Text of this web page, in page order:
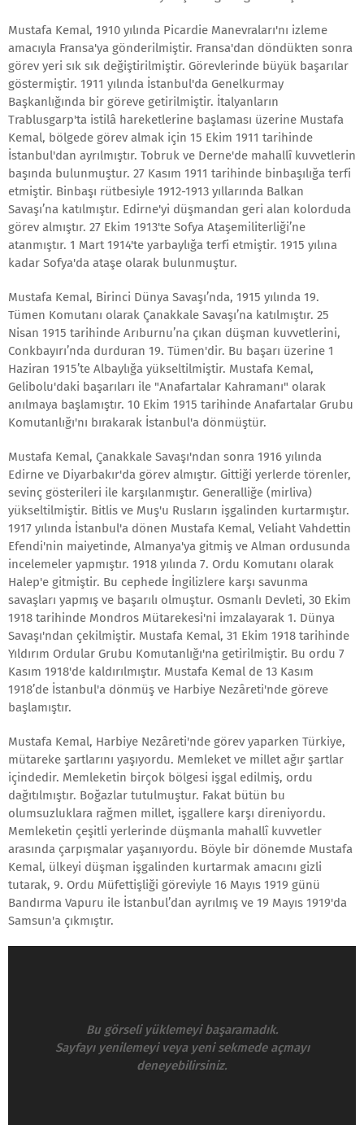
Mustafa Kemal, 1910 yılında Picardie Manevraları'nı izleme
amacıyla Fransa'ya gönderilmiştir. Fransa'dan döndükten sonra
görev yeri sık sık değiştirilmiştir. Görevlerinde büyük başarılar
göstermiştir. 1911 yılında İstanbul'da Genelkurmay
Başkanlığında bir göreve getirilmiştir. İtalyanların
Trablusgarp'ta istilâ hareketlerine başlaması üzerine Mustafa
Kemal, bölgede görev almak için 15 Ekim 1911 tarihinde
İstanbul'dan ayrılmıştır. Tobruk ve Derne'de mahallî kuvvetlerin
başında bulunmuştur. 27 Kasım 1911 tarihinde binbaşılığa terfi
etmiştir. Binbaşı rütbesiyle 1912-1913 yıllarında Balkan
Savaşı’na katılmıştır. Edirne'yi düşmandan geri alan kolorduda
görev almıştır. 27 Ekim 1913'te Sofya Ataşemiliterliği’ne
atanmıştır. 1 Mart 1914'te yarbaylığa terfi etmiştir. 1915 yılına
kadar Sofya'da ataşe olarak bulunmuştur.
Mustafa Kemal, Birinci Dünya Savaşı’nda, 1915 yılında 19.
Tümen Komutanı olarak Çanakkale Savaşı’na katılmıştır. 25
Nisan 1915 tarihinde Arıburnu’na çıkan düşman kuvvetlerini,
Conkbayırı’nda durduran 19. Tümen'dir. Bu başarı üzerine 1
Haziran 1915’te Albaylığa yükseltilmiştir. Mustafa Kemal,
Gelibolu'daki başarıları ile "Anafartalar Kahramanı" olarak
anılmaya başlamıştır. 10 Ekim 1915 tarihinde Anafartalar Grubu
Komutanlığı'nı bırakarak İstanbul'a dönmüştür.
Mustafa Kemal, Çanakkale Savaşı'ndan sonra 1916 yılında
Edirne ve Diyarbakır'da görev almıştır. Gittiği yerlerde törenler,
sevinç gösterileri ile karşılanmıştır. Generalliğe (mirliva)
yükseltilmiştir. Bitlis ve Muş'u Rusların işgalinden kurtarmıştır.
1917 yılında İstanbul'a dönen Mustafa Kemal, Veliaht Vahdettin
Efendi'nin maiyetinde, Almanya'ya gitmiş ve Alman ordusunda
incelemeler yapmıştır. 1918 yılında 7. Ordu Komutanı olarak
Halep'e gitmiştir. Bu cephede İngilizlere karşı savunma
savaşları yapmış ve başarılı olmuştur. Osmanlı Devleti, 30 Ekim
1918 tarihinde Mondros Mütarekesi'ni imzalayarak 1. Dünya
Savaşı'ndan çekilmiştir. Mustafa Kemal, 31 Ekim 1918 tarihinde
Yıldırım Ordular Grubu Komutanlığı'na getirilmiştir. Bu ordu 7
Kasım 1918'de kaldırılmıştır. Mustafa Kemal de 13 Kasım
1918’de İstanbul'a dönmüş ve Harbiye Nezâreti'nde göreve
başlamıştır.
Mustafa Kemal, Harbiye Nezâreti'nde görev yaparken Türkiye,
mütareke şartlarını yaşıyordu. Memleket ve millet ağır şartlar
içindedir. Memleketin birçok bölgesi işgal edilmiş, ordu
dağıtılmıştır. Boğazlar tutulmuştur. Fakat bütün bu
olumsuzluklara rağmen millet, işgallere karşı direniyordu.
Memleketin çeşitli yerlerinde düşmanla mahallî kuvvetler
arasında çarpışmalar yaşanıyordu. Böyle bir dönemde Mustafa
Kemal, ülkeyi düşman işgalinden kurtarmak amacını gizli
tutarak, 9. Ordu Müfettişliği göreviyle 16 Mayıs 1919 günü
Bandırma Vapuru ile İstanbul’dan ayrılmış ve 19 Mayıs 1919'da
Samsun'a çıkmıştır.
Bu görseli yüklemeyi başaramadık.
Sayfayı yenilemeyi veya yeni sekmede açmayı
deneyebilirsiniz.